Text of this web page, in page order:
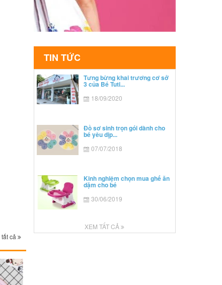
cả
TIN TỨC
Tưng bừng khai trương cơ sở
3 của Bé Tuti...
18/09/2020
Đồ sơ sinh trọn gói dành cho
bé yêu dịp...
07/07/2018
Kinh nghiệm chọn mua ghế ăn
dặm cho bé
30/06/2019
XEM TẤT CẢ